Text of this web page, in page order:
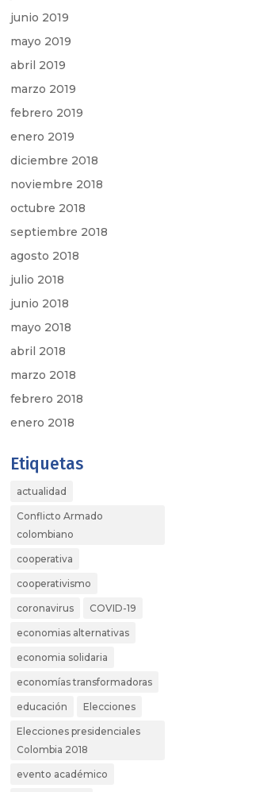
junio 2019
mayo 2019
abril 2019
marzo 2019
febrero 2019
enero 2019
diciembre 2018
noviembre 2018
octubre 2018
septiembre 2018
agosto 2018
julio 2018
junio 2018
mayo 2018
abril 2018
marzo 2018
febrero 2018
enero 2018
Etiquetas
actualidad
Conflicto Armado
colombiano
cooperativa
cooperativismo
coronavirus COVID-19
economias alternativas
economia solidaria
economías transformadoras
educación Elecciones
Elecciones presidenciales
Colombia 2018
evento académico